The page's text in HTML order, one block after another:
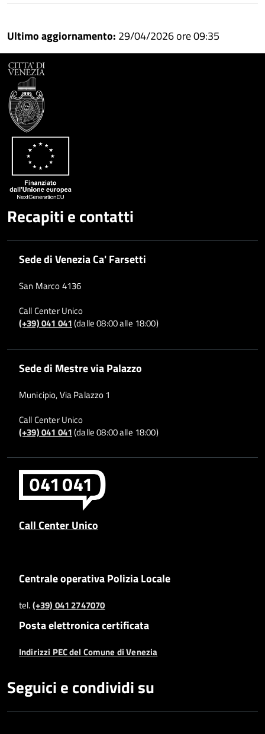
Ultimo aggiornamento: 29/04/2026 ore 09:35
Recapiti e contatti
Sede di Venezia Ca' Farsetti
San Marco 4136
Call Center Unico
(+39) 041 041(dalle 08:00 alle 18:00)
Sede di Mestre via Palazzo
Municipio, Via Palazzo 1
Call Center Unico
(+39) 041 041(dalle 08:00 alle 18:00)
Call Center Unico
Centrale operativa Polizia Locale
tel.(+39) 041 2747070
Posta elettronica certificata
Indirizzi PEC del Comune di Venezia
Seguici e condividi su